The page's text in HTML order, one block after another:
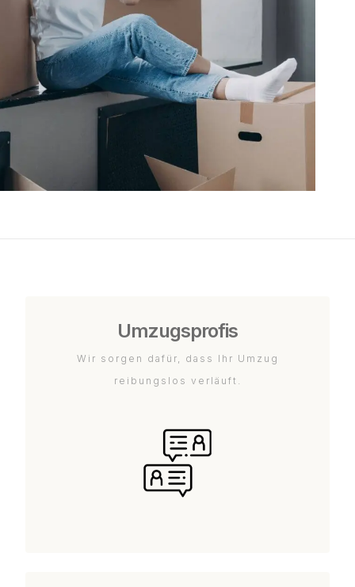
Umzugsprofis
Wir sorgen dafür, dass Ihr Umzug
reibungslos verläuft.